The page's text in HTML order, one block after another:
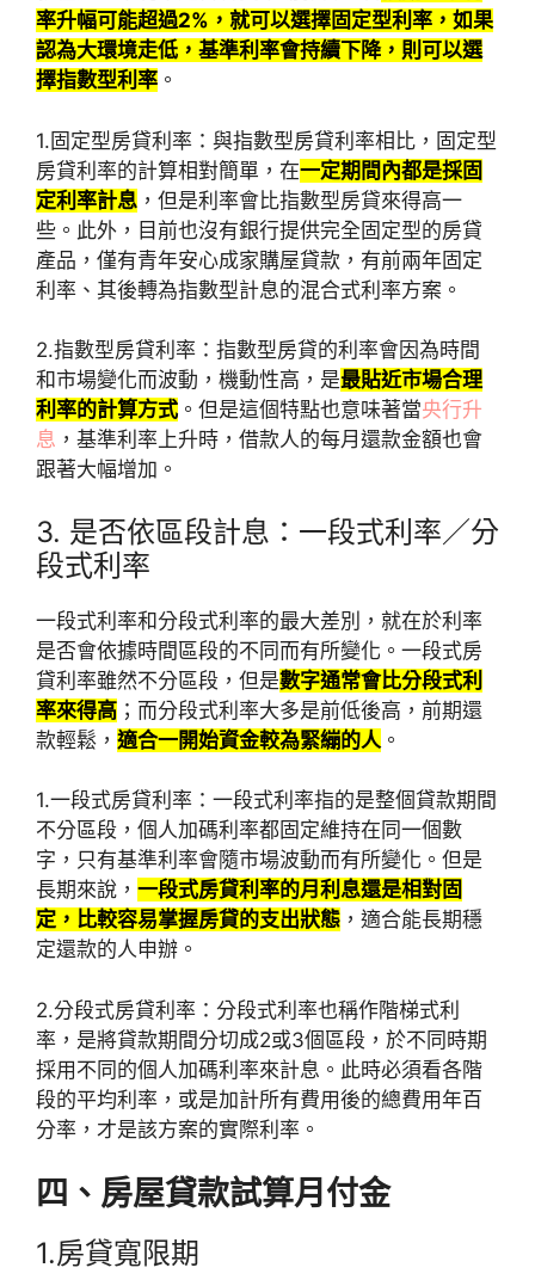
率升幅可能超過2%，就可以選擇固定型利率，如果
認為大環境走低，基準利率會持續下降，則可以選
擇指數型利率 。
1.固定型房貸利率： 與指數型房貸利率相比，固定型
房貸利率的計算相對簡單，在一定期間內都是採固
定利率計息 ，但是利率會比指數型房貸來得高一
些。此外，目前也沒有銀行提供完全固定型的房貸
產品，僅有青年安心成家購屋貸款，有前兩年固定
利率、其後轉為指數型計息的混合式利率方案。
2.指數型房貸利率： 指數型房貸的利率會因為時間
和市場變化而波動，機動性高，是最貼近市場合理
利率的計算方式 。但是這個特點也意味著當央行升
息 ，基準利率上升時，借款人的每月還款金額也會
跟著大幅增加。
3. 是否依區段計息：一段式利率／分
段式利率
一段式利率和分段式利率的最大差別，就在於利率
是否會依據時間區段的不同而有所變化。一段式房
貸利率雖然不分區段，但是數字通常會比分段式利
率來得高 ；而分段式利率大多是前低後高，前期還
款輕鬆， 適合一開始資金較為緊繃的人 。
1.一段式房貸利率： 一段式利率指的是整個貸款期間
不分區段，個人加碼利率都固定維持在同一個數
字，只有基準利率會隨市場波動而有所變化。但是
長期來說， 一段式房貸利率的月利息還是相對固
定，比較容易掌握房貸的支出狀態 ，適合能長期穩
定還款的人申辦。
2.分段式房貸利率： 分段式利率也稱作階梯式利
率，是將貸款期間分切成2或3個區段，於不同時期
採用不同的個人加碼利率來計息。此時必須看各階
段的平均利率，或是加計所有費用後的總費用年百
分率，才是該方案的實際利率。
四、房屋貸款試算月付金
1.房貸寬限期